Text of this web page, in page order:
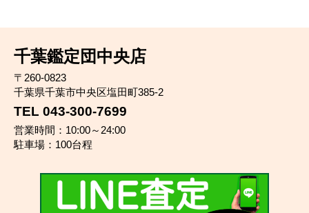
千葉鑑定団中央店
〒260-0823
千葉県千葉市中央区塩田町385-2
TEL 043-300-7699
営業時間：10:00～24:00
駐車場：100台程